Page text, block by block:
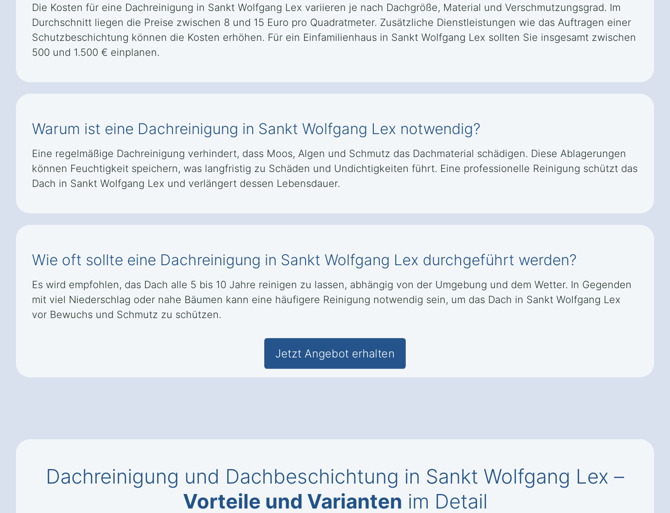
Die Kosten für eine Dachreinigung in Sankt Wolfgang Lex variieren je nach Dachgröße, Material und Verschmutzungsgrad. Im
Durchschnitt liegen die Preise zwischen 8 und 15 Euro pro Quadratmeter. Zusätzliche Dienstleistungen wie das Auftragen einer
Schutzbeschichtung können die Kosten erhöhen. Für ein Einfamilienhaus in Sankt Wolfgang Lex sollten Sie insgesamt zwischen
500 und 1.500 € einplanen.
Warum ist eine Dachreinigung in Sankt Wolfgang Lex notwendig?
Eine regelmäßige Dachreinigung verhindert, dass Moos, Algen und Schmutz das Dachmaterial schädigen. Diese Ablagerungen
können Feuchtigkeit speichern, was langfristig zu Schäden und Undichtigkeiten führt. Eine professionelle Reinigung schützt das
Dach in Sankt Wolfgang Lex und verlängert dessen Lebensdauer.
Wie oft sollte eine Dachreinigung in Sankt Wolfgang Lex durchgeführt werden?
Es wird empfohlen, das Dach alle 5 bis 10 Jahre reinigen zu lassen, abhängig von der Umgebung und dem Wetter. In Gegenden
mit viel Niederschlag oder nahe Bäumen kann eine häufigere Reinigung notwendig sein, um das Dach in Sankt Wolfgang Lex
vor Bewuchs und Schmutz zu schützen.
Jetzt Angebot erhalten
Dachreinigung und Dachbeschichtung in Sankt Wolfgang Lex –
Vorteile und Varianten im Detail